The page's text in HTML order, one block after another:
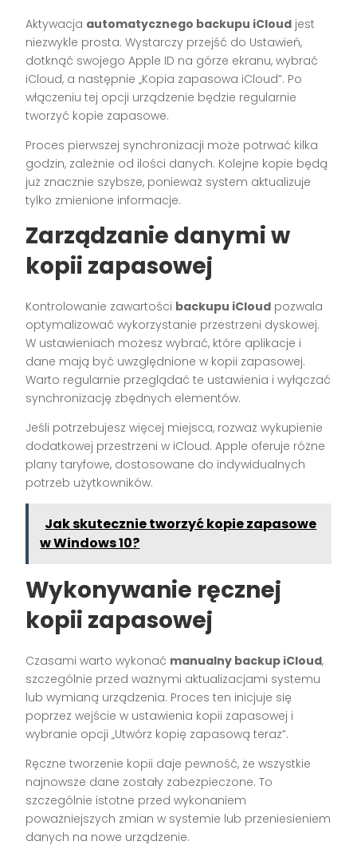
Aktywacja automatycznego backupu iCloud jest
niezwykle prosta. Wystarczy przejść do Ustawień,
dotknąć swojego Apple ID na górze ekranu, wybrać
iCloud, a następnie „Kopia zapasowa iCloud”. Po
włączeniu tej opcji urządzenie będzie regularnie
tworzyć kopie zapasowe.
Proces pierwszej synchronizacji może potrwać kilka
godzin, zależnie od ilości danych. Kolejne kopie będą
już znacznie szybsze, ponieważ system aktualizuje
tylko zmienione informacje.
Zarządzanie danymi w
kopii zapasowej
Kontrolowanie zawartości backupu iCloud pozwala
optymalizować wykorzystanie przestrzeni dyskowej.
W ustawieniach możesz wybrać, które aplikacje i
dane mają być uwzględnione w kopii zapasowej.
Warto regularnie przeglądać te ustawienia i wyłączać
synchronizację zbędnych elementów.
Jeśli potrzebujesz więcej miejsca, rozważ wykupienie
dodatkowej przestrzeni w iCloud. Apple oferuje różne
plany taryfowe, dostosowane do indywidualnych
potrzeb użytkowników.
Jak skutecznie tworzyć kopie zapasowe
w Windows 10?
Wykonywanie ręcznej
kopii zapasowej
Czasami warto wykonać manualny backup iCloud,
szczególnie przed ważnymi aktualizacjami systemu
lub wymianą urządzenia. Proces ten inicjuje się
poprzez wejście w ustawienia kopii zapasowej i
wybranie opcji „Utwórz kopię zapasową teraz”.
Ręczne tworzenie kopii daje pewność, że wszystkie
najnowsze dane zostały zabezpieczone. To
szczególnie istotne przed wykonaniem
poważniejszych zmian w systemie lub przeniesieniem
danych na nowe urządzenie.